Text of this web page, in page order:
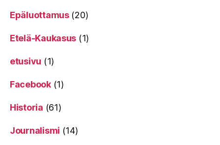
Epäluottamus(20)
Etelä-Kaukasus (1)
etusivu (1)
Facebook(1)
Historia (61)
Journalismi (14)